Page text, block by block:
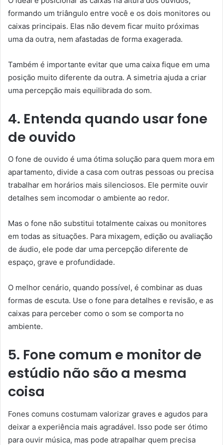
formando um triângulo entre você e os dois monitores ou
caixas principais. Elas não devem ficar muito próximas
uma da outra, nem afastadas de forma exagerada.
Também é importante evitar que uma caixa fique em uma
posição muito diferente da outra. A simetria ajuda a criar
uma percepção mais equilibrada do som.
4. Entenda quando usar fone
de ouvido
O fone de ouvido é uma ótima solução para quem mora em
apartamento, divide a casa com outras pessoas ou precisa
trabalhar em horários mais silenciosos. Ele permite ouvir
detalhes sem incomodar o ambiente ao redor.
Mas o fone não substitui totalmente caixas ou monitores
em todas as situações. Para mixagem, edição ou avaliação
de áudio, ele pode dar uma percepção diferente de
espaço, grave e profundidade.
O melhor cenário, quando possível, é combinar as duas
formas de escuta. Use o fone para detalhes e revisão, e as
caixas para perceber como o som se comporta no
ambiente.
5. Fone comum e monitor de
estúdio não são a mesma
coisa
Fones comuns costumam valorizar graves e agudos para
deixar a experiência mais agradável. Isso pode ser ótimo
para ouvir música, mas pode atrapalhar quem precisa